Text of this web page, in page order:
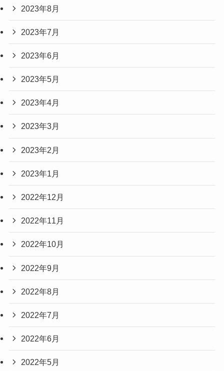
2023年8月
2023年7月
2023年6月
2023年5月
2023年4月
2023年3月
2023年2月
2023年1月
2022年12月
2022年11月
2022年10月
2022年9月
2022年8月
2022年7月
2022年6月
2022年5月